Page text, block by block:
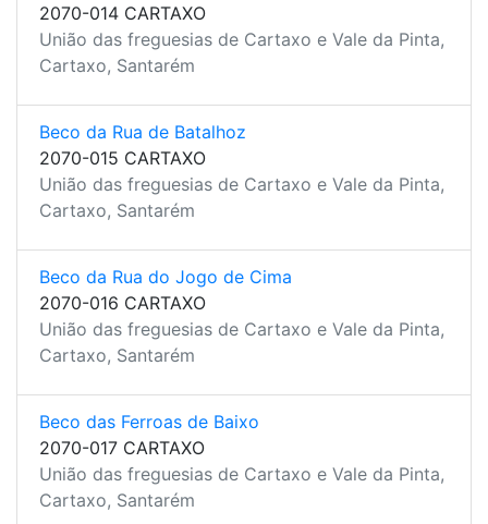
2070-014 CARTAXO
União das freguesias de Cartaxo e Vale da Pinta,
Cartaxo, Santarém
Beco da Rua de Batalhoz
2070-015 CARTAXO
União das freguesias de Cartaxo e Vale da Pinta,
Cartaxo, Santarém
Beco da Rua do Jogo de Cima
2070-016 CARTAXO
União das freguesias de Cartaxo e Vale da Pinta,
Cartaxo, Santarém
Beco das Ferroas de Baixo
2070-017 CARTAXO
União das freguesias de Cartaxo e Vale da Pinta,
Cartaxo, Santarém